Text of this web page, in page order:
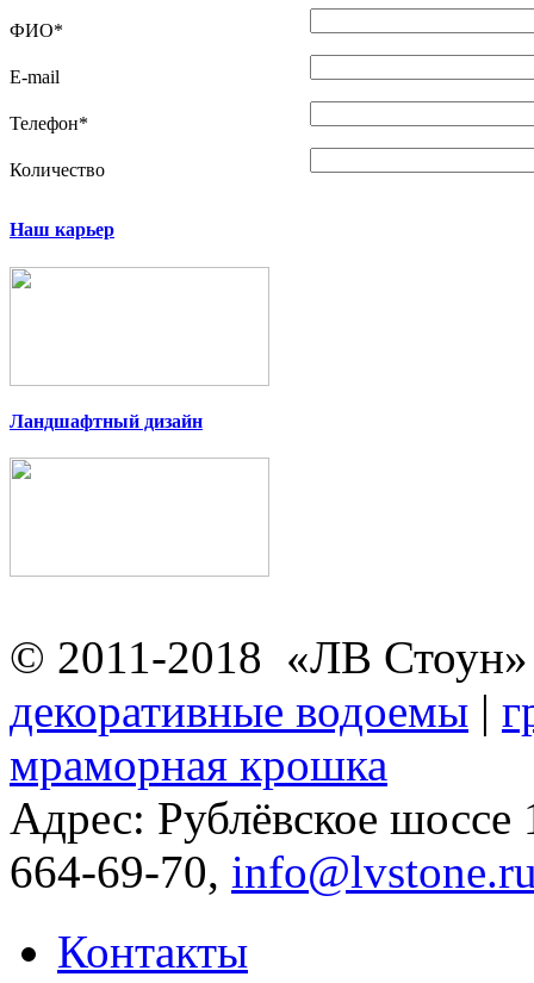
ФИО*
E-mail
Телефон*
Количество
Наш карьер
Ландшафтный дизайн
© 2011-2018 «ЛВ
декоративные водоемы |
мраморная крошка
Адрес: Рублёвское
664-69-70,
Контакты